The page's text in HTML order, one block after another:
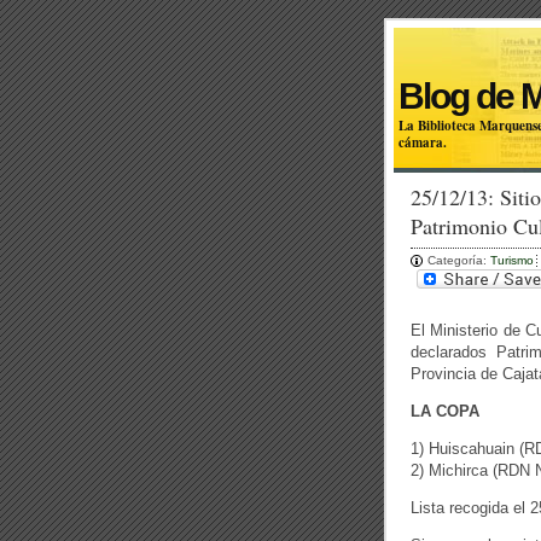
Blog de
La Biblioteca
cámara.
25/12/13:
Patrimonio
Categoría: Turismo
El Ministerio de
declarados
Provincia de
LA COPA
1) Huiscahuain
2) Michirca (RDN
Lista recogida el